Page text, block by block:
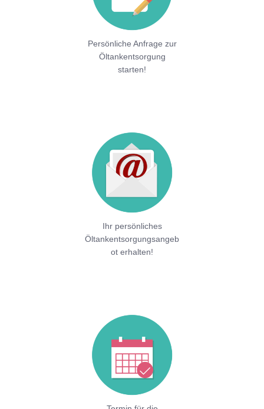
Persönliche Anfrage zur
Öltankentsorgung
starten!
Ihr persönliches
Öltankentsorgungsangeb
ot erhalten!